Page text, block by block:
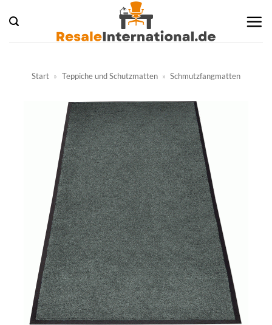
Inhalt
springen
Start » Teppiche und Schutzmatten » Schmutzfangmatten